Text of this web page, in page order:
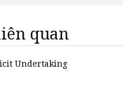
quan
Undertaking